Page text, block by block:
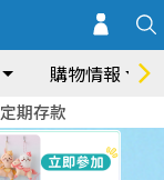
購物情報
定期存款